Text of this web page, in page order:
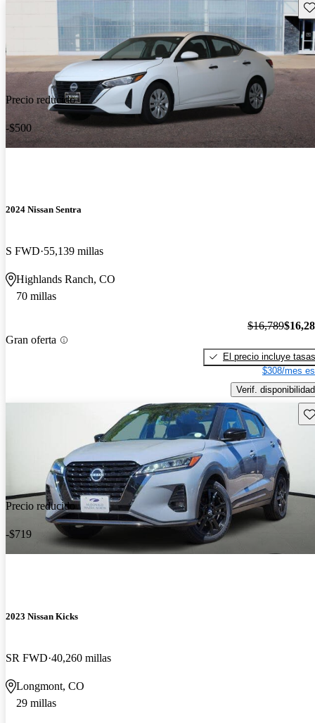
Precio reducido
-$500
2024 Nissan Sentra
S FWD 55,139 millas
Highlands Ranch, CO
70 millas
Gran oferta
$16,789
El precio incluye tasas
$308/mes
Verif. disponibilidad
Precio reducido
-$719
2023 Nissan Kicks
SR FWD 40,260 millas
Longmont, CO
29 millas